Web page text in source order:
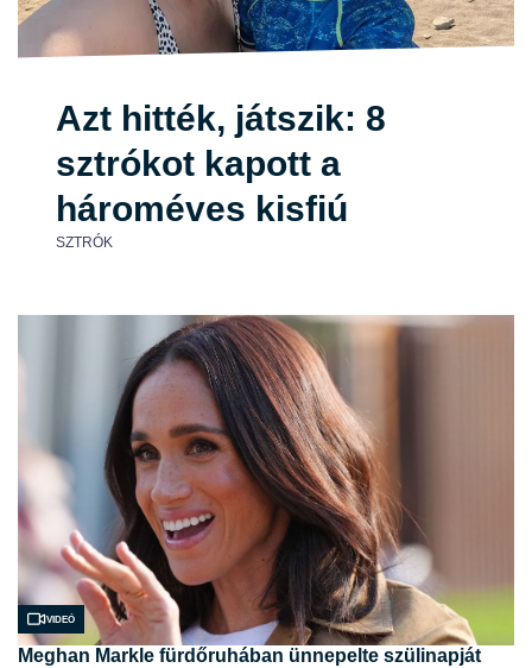
Azt hitték, játszik: 8
sztrókot kapott a
hároméves kisfiú
SZTRÓK
Videó
Meghan Markle fürdőruhában ünnepelte szülinapját